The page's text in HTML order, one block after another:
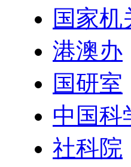
国家机
港澳办
国研室
中国科
社科院